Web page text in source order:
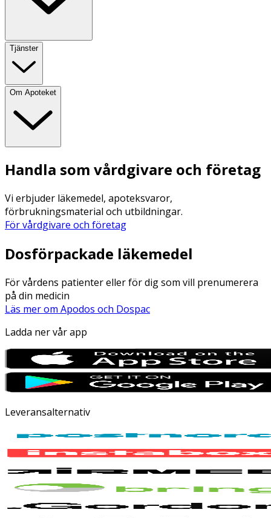
Tjänster
Om Apoteket
Handla som vårdgivare och företag
Vi erbjuder läkemedel, apoteksvaror,
förbrukningsmaterial och utbildningar.
För vårdgivare och företag
Dosförpackade läkemedel
För vårdens patienter eller för dig som vill prenumerera
på din medicin
Läs mer om Apodos och Dospac
Ladda ner vår app
Leveransalternativ